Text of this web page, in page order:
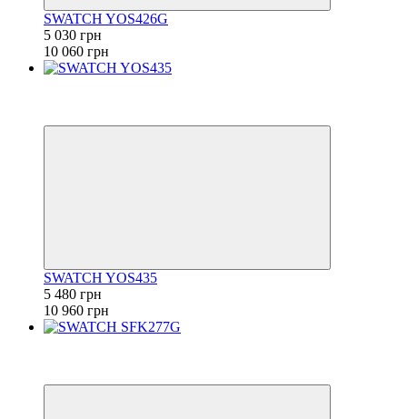
SWATCH YOS426G
5 030 грн
10 060 грн
SWATCH YOS435
5 480 грн
10 960 грн